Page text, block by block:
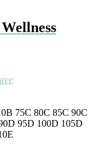
75C 80C 85C 90C
95D 100D 105D